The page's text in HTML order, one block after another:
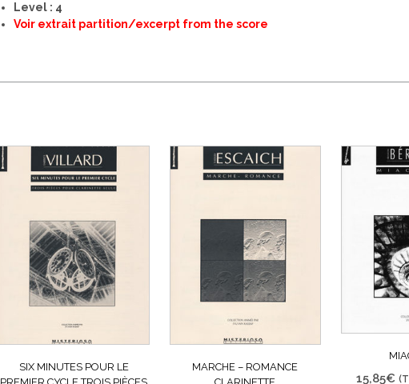
Level : 4
Voir extrait partition/excerpt from the score
SIX MINUTES POUR LE
MARCHE – ROMANCE
15,85€